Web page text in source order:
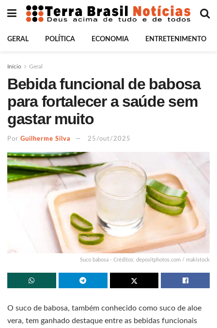
GERAL POLÍTICA ECONOMIA ENTRETENIMENTO
Início Geral
Bebida funcional de babosa
para fortalecer a saúde sem
gastar muito
Por Guilherme Silva 25/out/2025
Suco babosa - Créditos: depositphotos.com / makistock
O suco de babosa, também conhecido como suco de aloe
vera, tem ganhado destaque entre as bebidas funcionais